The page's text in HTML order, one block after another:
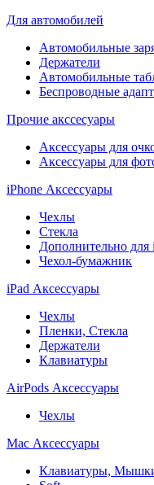
Для автомобилей
Автомобильные
Держатели
Автомобильные
Беспроводные
Прочие акссесуары
Аксессуары для
Аксессуары для
iPhone Аксессуары
Чехлы
Стекла
Дополнительно для
Чехол-бумажник
iPad Аксессуары
Чехлы
Пленки, Стекла
Держатели
Клавиатуры
AirPods Аксессуары
Чехлы
Mac Аксессуары
Клавиатуры,